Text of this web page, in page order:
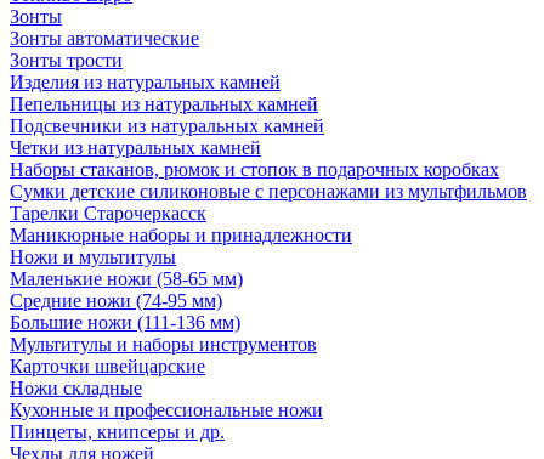
Зонты
Зонты автоматические
Зонты трости
Изделия из натуральных камней
Пепельницы из натуральных камней
Подсвечники из натуральных камней
Четки из натуральных камней
Наборы стаканов, рюмок и стопок в подарочных коробках
Сумки детские силиконовые с персонажами из мультфильмов
Тарелки Старочеркасск
Маникюрные наборы и принадлежности
Ножи и мультитулы
Маленькие ножи (58-65 мм)
Средние ножи (74-95 мм)
Большие ножи (111-136 мм)
Мультитулы и наборы инструментов
Карточки швейцарские
Ножи складные
Кухонные и профессиональные ножи
Пинцеты, книпсеры и др.
Чехлы для ножей